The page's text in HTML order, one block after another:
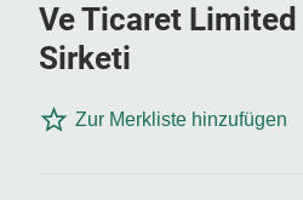
Ve Ticaret Limited
Sirketi
Zur Merkliste hinzufügen